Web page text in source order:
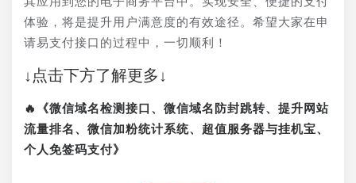
体验，将是提升用户满意度的有效途径。希望大家在申
请易支付接口的过程中，一切顺利！
↓点击下方了解更多↓
🔥《微信域名检测接口、微信域名防封跳转、提升网站
流量排名、微信加粉统计系统、超值服务器与挂机宝、
个人免签码支付》